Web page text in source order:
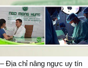
Địa chỉ nâng ngực uy tín